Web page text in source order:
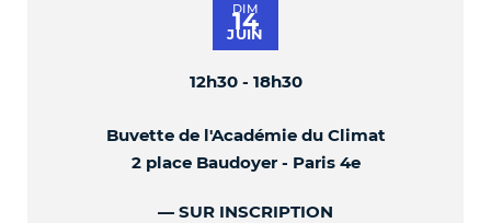
DIM
14
JUIN
12h30 - 18h30
Buvette de l'Académie du Climat
2 place Baudoyer - Paris 4e
SUR INSCRIPTION